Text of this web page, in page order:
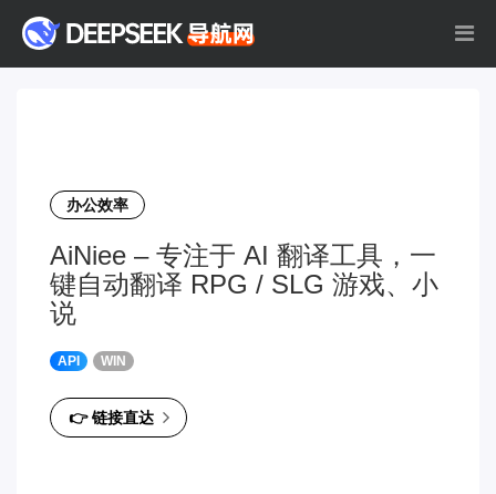
办公效率
AiNiee – 专注于 AI 翻译工具，一
键自动翻译 RPG / SLG 游戏、小
说
API WIN
👉 链接直达